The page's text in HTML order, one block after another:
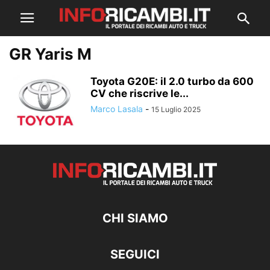
GR Yaris M
Toyota G20E: il 2.0 turbo da 600
CV che riscrive le...
Marco Lasala - 15 Luglio 2025
CHI SIAMO
SEGUICI